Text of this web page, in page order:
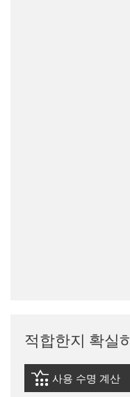
적합한지 확실
igus-icon-
사용 수명 계산